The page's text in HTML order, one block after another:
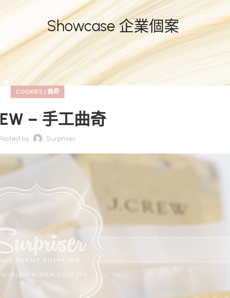
Showcase 企業個案
COOKIES | 曲奇
– 手工曲奇
by Surpriser